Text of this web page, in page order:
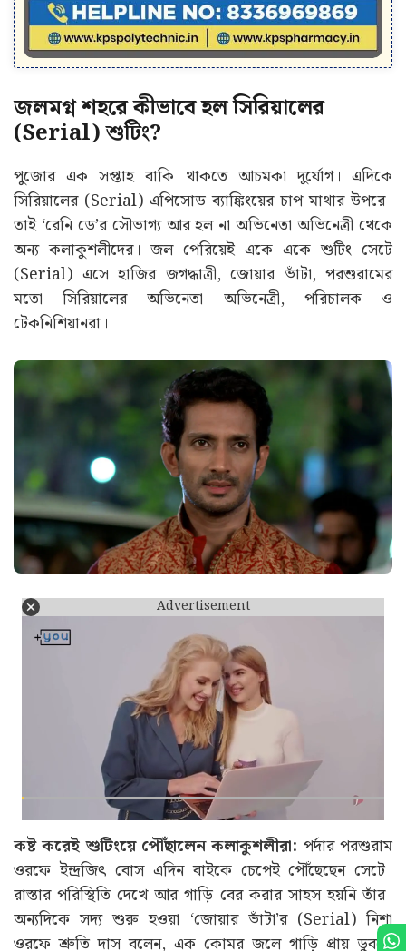
জলমগ্ন শহরে কীভাবে হল সিরিয়ালের
(Serial) শুটিং?
পুজোর এক সপ্তাহ বাকি থাকতে আচমকা দুর্যোগ। এদিকে
সিরিয়ালের (Serial) এপিসোড ব্যাঙ্কিংয়ের চাপ মাথার উপরে।
তাই ‘রেনি ডে’র সৌভাগ্য আর হল না অভিনেতা অভিনেত্রী থেকে
অন্য কলাকুশলীদের। জল পেরিয়েই একে একে শুটিং সেটে
(Serial) এসে হাজির জগদ্ধাত্রী, জোয়ার ভাঁটা, পরশুরামের
মতো সিরিয়ালের অভিনেতা অভিনেত্রী, পরিচালক ও
টেকনিশিয়ানরা।
Advertisement
কষ্ট করেই শুটিংয়ে পৌঁছালেন কলাকুশলীরা: পর্দার পরশুরাম
ওরফে ইন্দ্রজিৎ বোস এদিন বাইকে চেপেই পৌঁছেছেন সেটে।
রাস্তার পরিস্থিতি দেখে আর গাড়ি বের করার সাহস হয়নি তাঁর।
অন্যদিকে সদ্য শুরু হওয়া ‘জোয়ার ভাঁটা’র (Serial) নিশা
ওরফে শ্রুতি দাস বলেন, এক কোমর জলে গাড়ি প্রায় ডুবতে